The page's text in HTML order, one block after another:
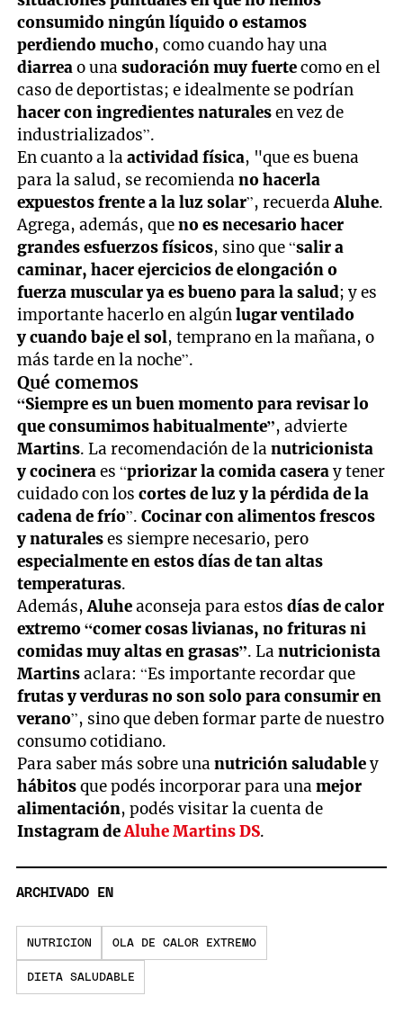
consumido ningún líquido o estamos
perdiendo mucho, como cuando hay una
diarreao unasudoración muy fuertecomo en el
caso de deportistas; e idealmente se podrían
hacer con ingredientes naturalesen vez de
industrializados”.
En cuanto a laactividad física, "que es buena
para la salud, se recomiendano hacerla
expuestos frente a la luz solar”, recuerdaAluhe.
Agrega, además, queno es necesario hacer
grandes esfuerzos físicos, sino que “salir a
caminar, hacer ejercicios de elongación o
fuerza muscular ya es bueno para la salud; y es
importante hacerlo en algúnlugar ventilado
y cuando baje el sol, temprano en la mañana, o
más tarde en la noche”.
Qué comemos
“Siempre es un buen momento para revisar lo
que consumimos habitualmente”, advierte
Martins. La recomendación de lanutricionista
y cocineraes “priorizar la comida caseray tener
cuidado con loscortes de luz y la pérdida de la
cadena de frío”.Cocinar con alimentos frescos
y naturaleses siempre necesario, pero
especialmente en estos días de tan altas
temperaturas.
Además,Aluheaconseja para estosdías de calor
extremo “comer cosas livianas, no frituras ni
comidas muy altas en grasas”. Lanutricionista
Martinsaclara: “Es importante recordar que
frutas y verduras no son solo para consumir en
verano”, sino que deben formar parte de nuestro
consumo cotidiano.
Para saber más sobre unanutrición saludabley
hábitosque podés incorporar para unamejor
alimentación, podés visitar la cuenta de
Instagram deAluhe Martins DS.
ARCHIVADO EN
NUTRICION OLA DE CALOR EXTREMO
DIETA SALUDABLE